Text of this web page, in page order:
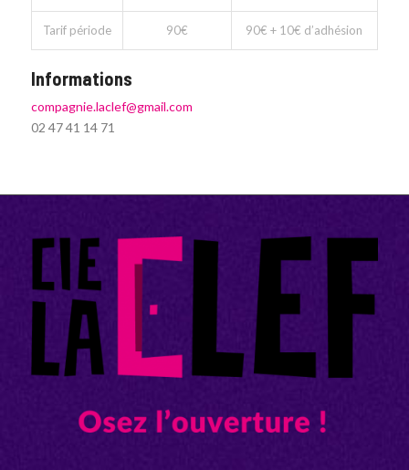
Tarif période 90€ 90€ + 10€ d’adhésion
Informations
compagnie.laclef@gmail.com
02 47 41 14 71